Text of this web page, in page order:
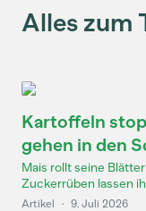
Alles zum
Kartoffeln
gehen in den
Mais rollt seine
Zuckerrüben lassen
Artikel · 9. Juli 2026